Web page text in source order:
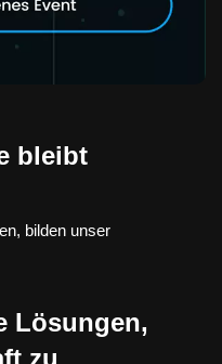
bleibt
bilden unser
Lösungen,
zu